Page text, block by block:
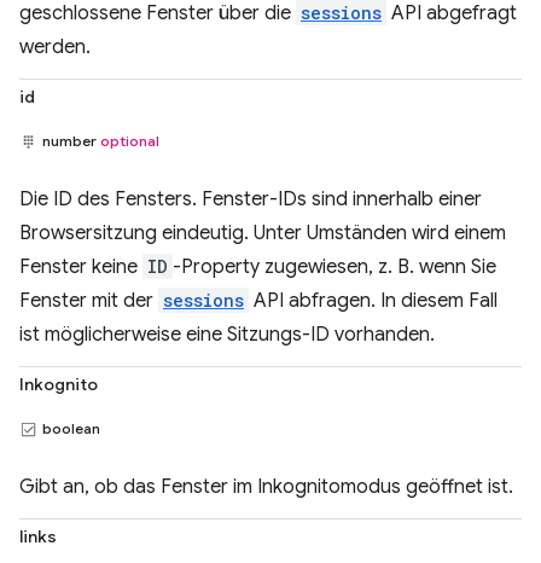
geschlossene Fenster über die sessions API abgefragt
werden.
id
number optional
Die ID des Fensters. Fenster-IDs sind innerhalb einer
Browsersitzung eindeutig. Unter Umständen wird einem
Fenster keine ID -Property zugewiesen, z. B. wenn Sie
Fenster mit der sessions API abfragen. In diesem Fall
ist möglicherweise eine Sitzungs-ID vorhanden.
Inkognito
boolean
Gibt an, ob das Fenster im Inkognitomodus geöffnet ist.
links